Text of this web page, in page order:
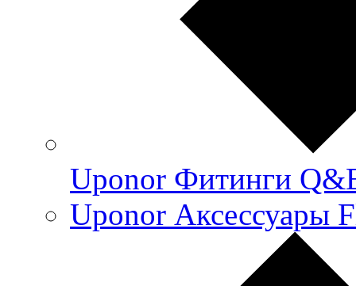
Uponor Фитинги
Uponor Аксессуары